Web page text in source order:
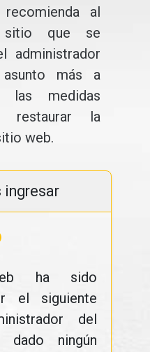
al
sitio que se
administrador
más a
medidas
restaurar la
web.
ingresar
ha sido
el siguiente
del
ningún